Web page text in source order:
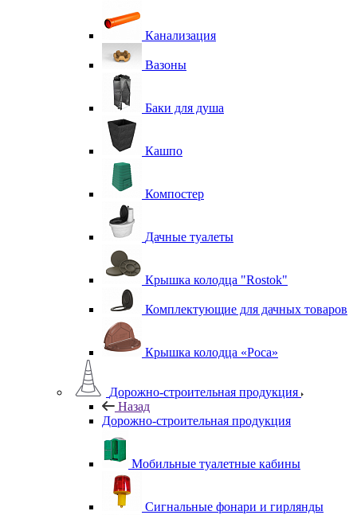
Канализация
Вазоны
Баки для душа
Кашпо
Компостер
Дачные туалеты
Крышка колодца "Rostok"
Комплектующие для дачных товаров
Крышка колодца «Роса»
Дорожно-строительная продукция
Назад
Дорожно-строительная продукция
Мобильные туалетные кабины
Сигнальные фонари и гирлянды